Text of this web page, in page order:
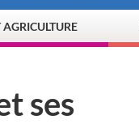
ses